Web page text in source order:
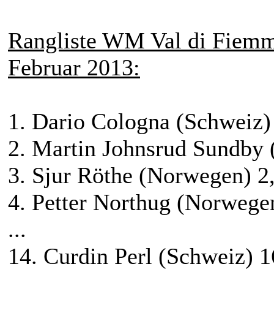
Rangliste WM Val di
Februar 2013:
1. Dario Cologna
2. Martin Johnsrud Sundby
3. Sjur Röthe (Norwegen)
4. Petter Northug
...
14. Curdin Perl (Schweiz)